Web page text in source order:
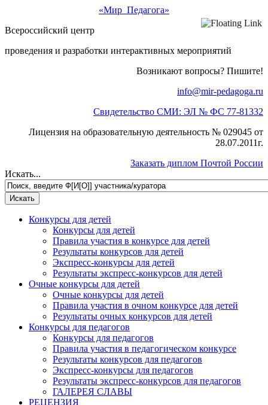
«Мир Педагога»
Всероссийский центр
проведения и разработки интерактивных мероприятий
Возникают вопросы? Пишите!
info@mir-pedagoga.ru
Свидетельство СМИ: ЭЛ № ФС 77-81332
Лицензия на образовательную деятельность № 029045 от
28.07.2011г.
Заказать диплом Почтой России
Искать...
Конкурсы для детей
Конкурсы для детей
Правила участия в конкурсе для детей
Результаты конкурсов для детей
Экспресс-конкурсы для детей
Результаты экспресс-конкурсов для детей
Очные конкурсы для детей
Очные конкурсы для детей
Правила участия в очном конкурсе для детей
Результаты очных конкурсов для детей
Конкурсы для педагогов
Конкурсы для педагогов
Правила участия в педагогическом конкурсе
Результаты конкурсов для педагогов
Экспресс-конкурсы для педагогов
Результаты экспресс-конкурсов для педагогов
ГАЛЕРЕЯ СЛАВЫ
РЕЦЕНЗИЯ